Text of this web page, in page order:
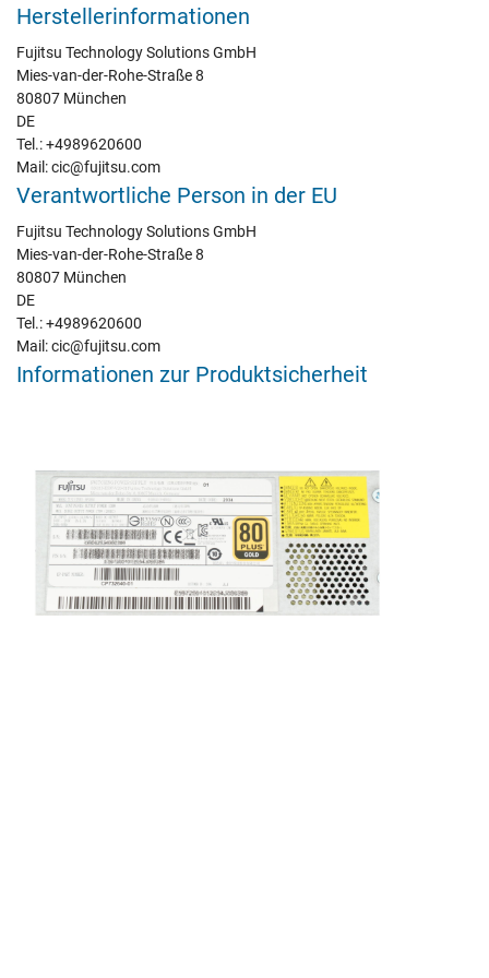
Herstellerinformationen
Fujitsu Technology Solutions GmbH
Mies-van-der-Rohe-Straße 8
80807 München
DE
Tel.: +4989620600
Mail: cic@fujitsu.com
Verantwortliche Person in der EU
Fujitsu Technology Solutions GmbH
Mies-van-der-Rohe-Straße 8
80807 München
DE
Tel.: +4989620600
Mail: cic@fujitsu.com
Informationen zur Produktsicherheit